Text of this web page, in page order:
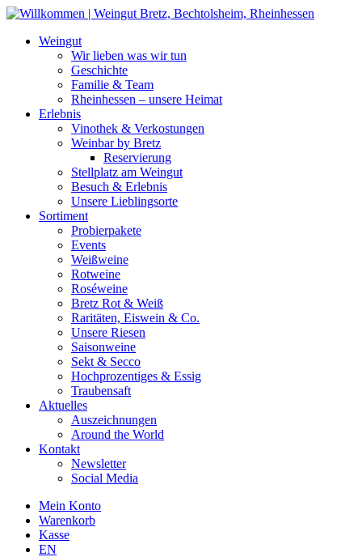
Weiter
Inhalt
Weingut
Wir lieben was wir tun
Geschichte
Familie & Team
Rheinhessen – unsere Heimat
Erlebnis
Vinothek & Verkostungen
Weinbar by Bretz
Reservierung
Stellplatz am Weingut
Besuch & Erlebnis
Unsere Lieblingsorte
Sortiment
Probierpakete
Events
Weißweine
Rotweine
Roséweine
Bretz Rot & Weiß
Raritäten, Eiswein & Co.
Unsere Riesen
Saisonweine
Sekt & Secco
Hochprozentiges & Essig
Traubensaft
Aktuelles
Auszeichnungen
Around the World
Kontakt
Newsletter
Social Media
Mein Konto
Warenkorb
Kasse
EN